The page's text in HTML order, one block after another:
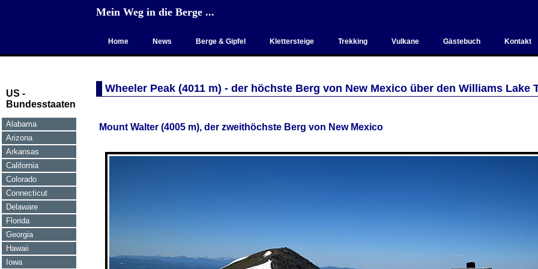
Mein Weg in die Berge ...
Home News Berge & Gipfel Klettersteige Trekking Vulkane Gästebuch Kontakt
US -
Bundesstaaten
Alabama
Arizona
Arkansas
California
Colorado
Connecticut
Delaware
Florida
Georgia
Hawaii
Iowa
Wheeler Peak (4011 m) - der höchste Berg von New Mexico über den Williams Lake
Mount Walter (4005 m), der zweithöchste Berg von New Mexico